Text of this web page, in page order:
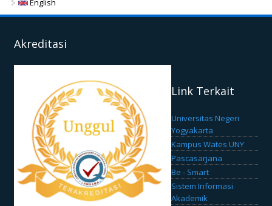
English
Akreditasi
Link Terkait
Universitas Negeri
Yogyakarta
Kampus Wates UNY
Pascasarjana
Be - Smart
Sistem Informasi
Akademik